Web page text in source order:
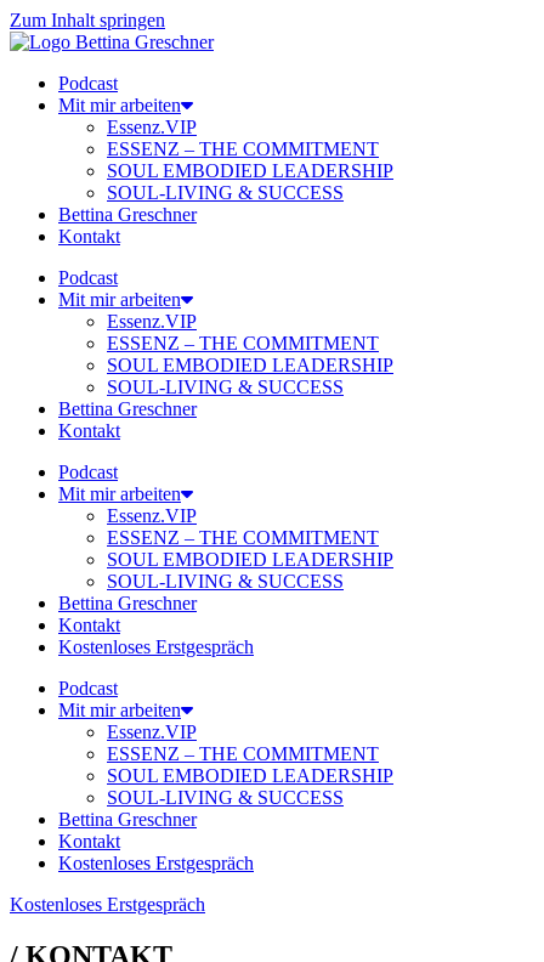
Zum Inhalt springen
Podcast
Mit mir arbeiten
Essenz.VIP
ESSENZ – THE COMMITMENT
SOUL EMBODIED LEADERSHIP
SOUL-LIVING & SUCCESS
Bettina Greschner
Kontakt
Podcast
Mit mir arbeiten
Essenz.VIP
ESSENZ – THE COMMITMENT
SOUL EMBODIED LEADERSHIP
SOUL-LIVING & SUCCESS
Bettina Greschner
Kontakt
Podcast
Mit mir arbeiten
Essenz.VIP
ESSENZ – THE COMMITMENT
SOUL EMBODIED LEADERSHIP
SOUL-LIVING & SUCCESS
Bettina Greschner
Kontakt
Kostenloses Erstgespräch
Podcast
Mit mir arbeiten
Essenz.VIP
ESSENZ – THE COMMITMENT
SOUL EMBODIED LEADERSHIP
SOUL-LIVING & SUCCESS
Bettina Greschner
Kontakt
Kostenloses Erstgespräch
Kostenloses Erstgespräch